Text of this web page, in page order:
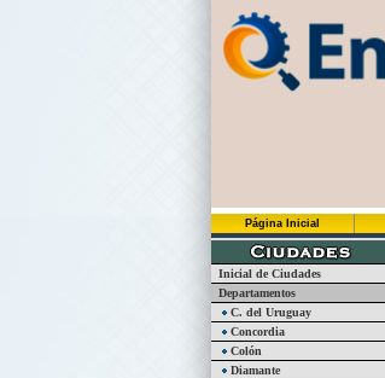
Página Inicial
Inicial de Ciudades
Departamentos
C. del Uruguay
Concordia
Colón
Diamante